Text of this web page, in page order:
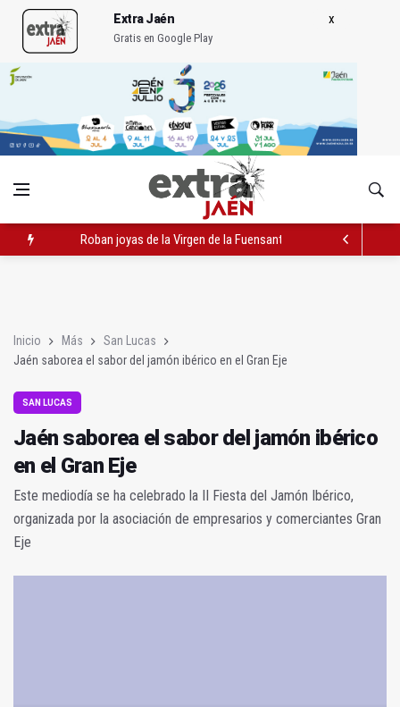
Extra Jaén
Gratis en Google Play
Roban joyas de la Virgen de la Fuensanta Coronada de
Inicio Más
San Lucas
Jaén saborea el sabor del jamón ibérico en el Gran Eje
SAN LUCAS
Jaén saborea el sabor del jamón ibérico
en el Gran Eje
Este mediodía se ha celebrado la II Fiesta del Jamón Ibérico,
organizada por la asociación de empresarios y comerciantes Gran
Eje